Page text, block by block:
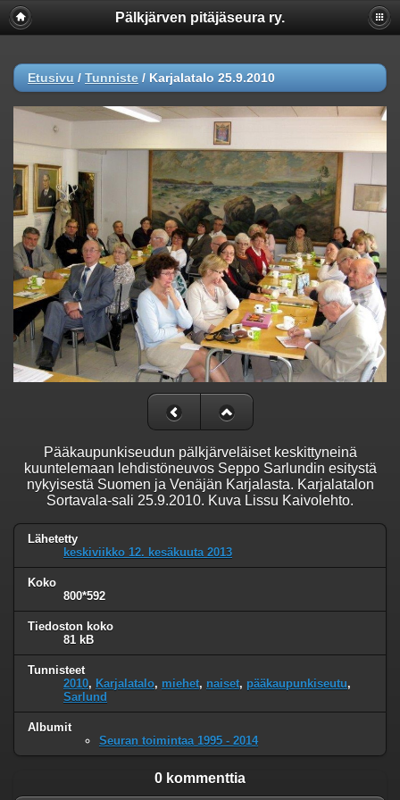
Pälkjärven pitäjäseura ry.
Etusivu / Tunniste / Karjalatalo 25.9.2010
Pääkaupunkiseudun pälkjärveläiset keskittyneinä
kuuntelemaan lehdistöneuvos Seppo Sarlundin esitystä
nykyisestä Suomen ja Venäjän Karjalasta. Karjalatalon
Sortavala-sali 25.9.2010. Kuva Lissu Kaivolehto.
Lähetetty
keskiviikko 12. kesäkuuta 2013
Koko
800*592
Tiedoston koko
81 kB
Tunnisteet
2010, Karjalatalo, miehet, naiset, pääkaupunkiseutu,
Sarlund
Albumit
Seuran toimintaa 1995 - 2014
0 kommenttia